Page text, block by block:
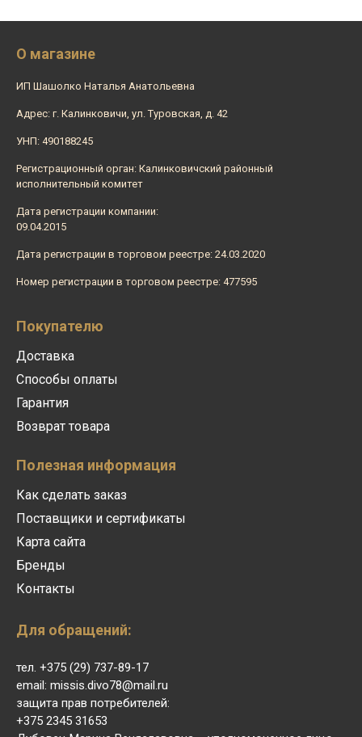
О магазине
ИП Шашолко Наталья Анатольевна
Адрес: г. Калинковичи, ул. Туровская, д. 42
УНП: 490188245
Регистрационный орган: Калинковичский районный
исполнительный комитет
Дата регистрации компании:
09.04.2015
Дата регистрации в торговом реестре: 24.03.2020
Номер регистрации в торговом реестре: 477595
Покупателю
Доставка
Способы оплаты
Гарантия
Возврат товара
Полезная информация
Как сделать заказ
Поставщики и сертификаты
Карта сайта
Бренды
Контакты
Для обращений:
тел. +375 (29) 737-89-17
email: missis.divo78@mail.ru
защита прав потребителей:
+375 2345 31653